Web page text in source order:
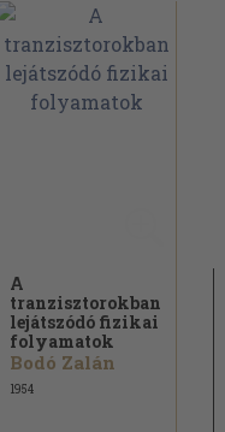
A
tranzisztorokban
lejátszódó fizikai
folyamatok
Bodó Zalán
1954